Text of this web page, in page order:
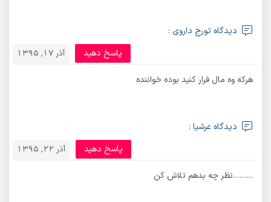
دیدگاه تورج داروی :
آذر 17, 1395 پاسخ دهید
هرکه وه مال فرار کنید بوده خواننده
دیدگاه عرشیا :
آذر 22, 1395 پاسخ دهید
‌‌………نظر چه بدهم تلاش کن